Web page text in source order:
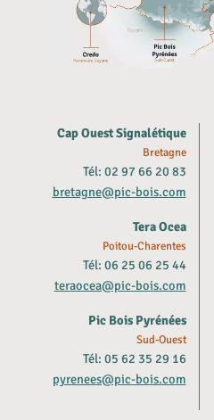
Cap Ouest Signalétique
Bretagne
Tél: 02 97 66 20 83
bretagne@pic-bois.com
Tera Ocea
Poitou-Charentes
Tél: 06 25 06 25 44
teraocea@pic-bois.com
Pic Bois Pyrénées
Sud-Ouest
Tél: 05 62 35 29 16
pyrenees@pic-bois.com